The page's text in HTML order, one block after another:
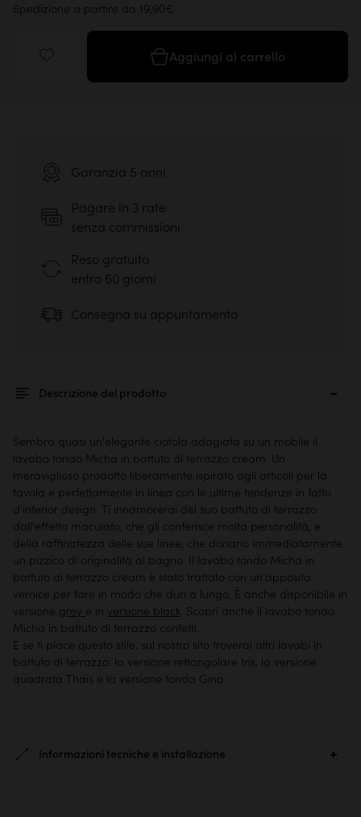
Aggiungi al carrello
Spedizione a partire da 19,90€
Garanzia 5 anni
Pagare in 3 rate
senza commissioni
Reso gratuito
entro 60 giorni
Consegna su appuntamento
Descrizione del prodotto
Sembra quasi un'elegante ciotola adagiata su un mobile il
lavabo tondo Micha in battuto di terrazzo cream. Un
meraviglioso prodotto liberamente ispirato agli articoli per la
tavola e perfettamente in linea con le ultime tendenze in fatto
d'interior design. Ti innamorerai del suo battuto di terrazzo
dall'effetto maculato, che gli conferisce molta personalità, e
della raffinatezza delle sue linee, che donano immediatamente
un pizzico di originalità al bagno. Il lavabo tondo Micha in
battuto di terrazzo cream è stato trattato con un'apposita
vernice per fare in modo che duri a lungo. È anche disponibile in
versione grey e in versione black. Scopri anche il lavabo tondo
Micha in battuto di terrazzo confetti.
E se ti piace questo stile, sul nostro sito troverai altri lavabi in
battuto di terrazzo: la versione rettangolare Iris, la versione
quadrata Thaïs e la versione tonda Gina.
Informazioni tecniche e installazione